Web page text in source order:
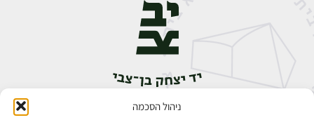
ניהול הסכמהאבן גבירול 14, רחביה, ירושלים